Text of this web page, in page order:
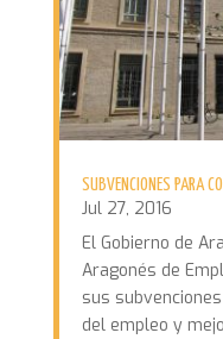
SUBVENCIONES PARA
Jul 27, 2016
El Gobierno de
Aragonés de
sus
del empleo y